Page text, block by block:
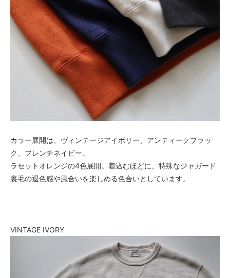
カラー展開は、ヴィンテージアイボリー、アンティークブラッ
ク、フレンチネイビー、
ラセットオレンジの4色展開。着込むほどに、特殊なジャガード
裏毛の退色感や風合いを楽しめる色合いとしています。
VINTAGE IVORY